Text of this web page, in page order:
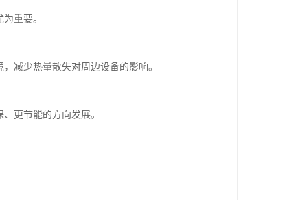
重要。
减少热量散失对周边设备的影响。
更节能的方向发展。